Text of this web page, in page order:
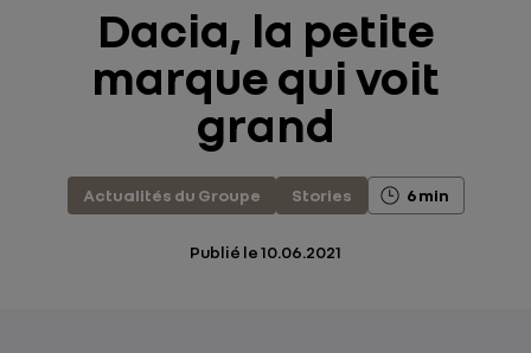
Dacia, la petite
marque qui voit
grand
Actualités du Groupe Stories 6 min
Publié le10.06.2021